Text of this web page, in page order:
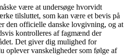
være at undersøge hvorvidt
tilsluttet, som kan være et bevis på
den officielle danske lovgivning, og at
kontrolleres af fagmænd der
Det giver dig mulighed for
oplever vanskeligheder som følge af